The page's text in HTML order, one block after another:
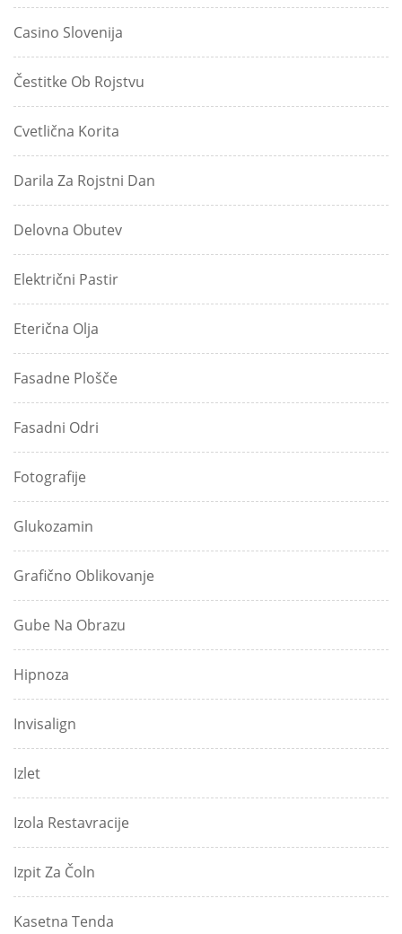
Casino Slovenija
Čestitke Ob Rojstvu
Cvetlična Korita
Darila Za Rojstni Dan
Delovna Obutev
Električni Pastir
Eterična Olja
Fasadne Plošče
Fasadni Odri
Fotografije
Glukozamin
Grafično Oblikovanje
Gube Na Obrazu
Hipnoza
Invisalign
Izlet
Izola Restavracije
Izpit Za Čoln
Kasetna Tenda